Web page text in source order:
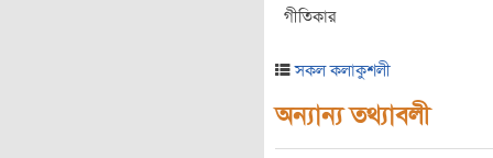
গীতিকার
সকল কলাকুশলী
অন্যান্য তথ্যাবলী